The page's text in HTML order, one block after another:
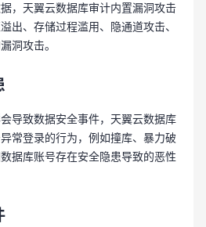
，天翼云数据库审计内置漏洞攻击
出、存储过程滥用、隐通道攻击、
洞攻击。
导致数据安全事件，天翼云数据库
常登录的行为，例如撞库、暴力破
据库账号存在安全隐患导致的恶性